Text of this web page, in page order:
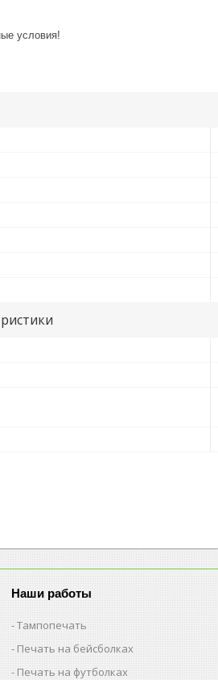
условия!
Наши работы
Тампопечать
Печать на бейсболках
Печать на футболках